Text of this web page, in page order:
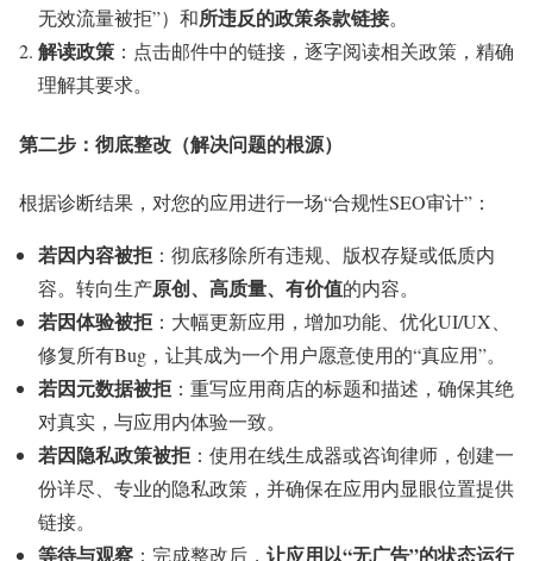
无效流量被拒”）和所违反的政策条款链接。
解读政策 ：点击邮件中的链接，逐字阅读相关政策，精确
理解其要求。
第二步：彻底整改（解决问题的根源）
根据诊断结果，对您的应用进行一场“合规性SEO审计”：
若因内容被拒 ：彻底移除所有违规、版权存疑或低质内
容。转向生产原创、高质量、有价值的内容。
若因体验被拒 ：大幅更新应用，增加功能、优化UI/UX、
修复所有Bug，让其成为一个用户愿意使用的“真应用”。
若因元数据被拒 ：重写应用商店的标题和描述，确保其绝
对真实，与应用内体验一致。
若因隐私政策被拒 ：使用在线生成器或咨询律师，创建一
份详尽、专业的隐私政策，并确保在应用内显眼位置提供
链接。
等待与观察 ：完成整改后， 让应用以“无广告”的状态运行